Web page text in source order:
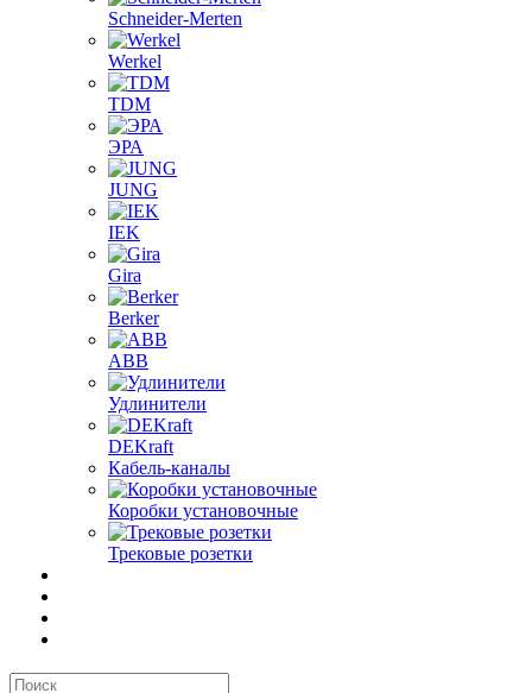
Schneider-Merten
Werkel
TDM
ЭРА
JUNG
IEK
Gira
Berker
ABB
Удлинители
DEKraft
Кабель-каналы
Коробки установочные
Трековые розетки